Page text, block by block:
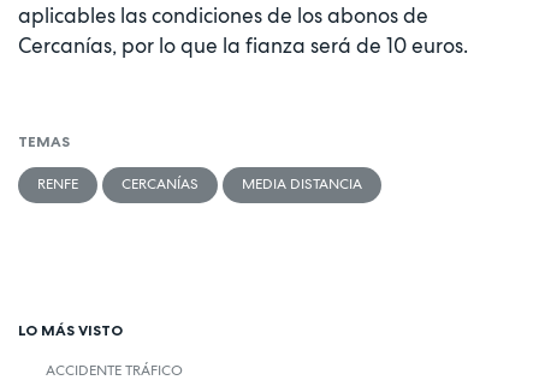
aplicables las condiciones de los abonos de
Cercanías, por lo que la fianza será de 10 euros.
TEMAS
RENFE CERCANÍAS MEDIA DISTANCIA
LO MÁS VISTO
ACCIDENTE TRÁFICO